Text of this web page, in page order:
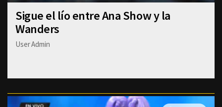
Sigue el lío entre Ana Show y la
Wanders
User Admin